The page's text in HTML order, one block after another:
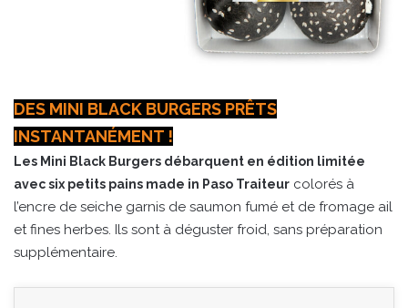
DES MINI BLACK BURGERS PRÊTS
INSTANTANÉMENT !
Les Mini Black Burgers débarquent en édition limitée
avec six petits pains made in Paso Traiteur colorés à
l’encre de seiche garnis de saumon fumé et de fromage ail
et fines herbes. Ils sont à déguster froid, sans préparation
supplémentaire.